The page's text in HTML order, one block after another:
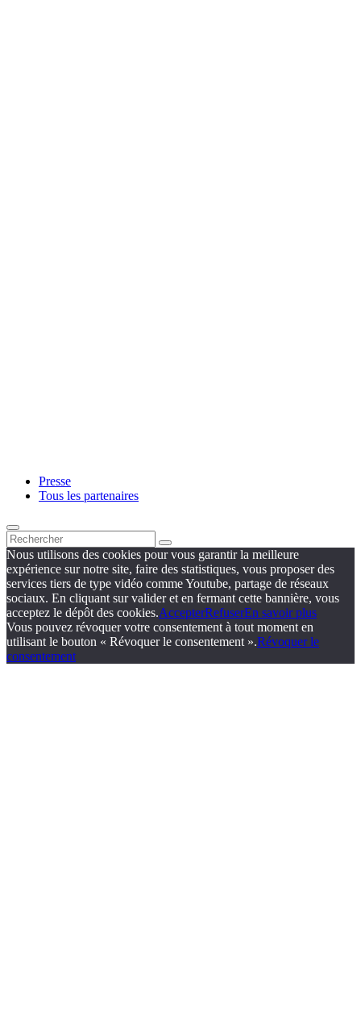
Presse
Tous les partenaires
Nous utilisons des cookies pour vous garantir la meilleure
expérience sur notre site, faire des statistiques, vous proposer des
services tiers de type vidéo comme Youtube, partage de réseaux
sociaux. En cliquant sur valider et en fermant cette bannière, vous
acceptez le dépôt des cookies.AccepterRefuserEn savoir plus
Vous pouvez révoquer votre consentement à tout moment en
utilisant le bouton « Révoquer le consentement ».Révoquer le
consentement